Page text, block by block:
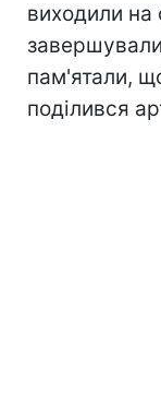
виходили на
завершували
пам'ятали,
поділився